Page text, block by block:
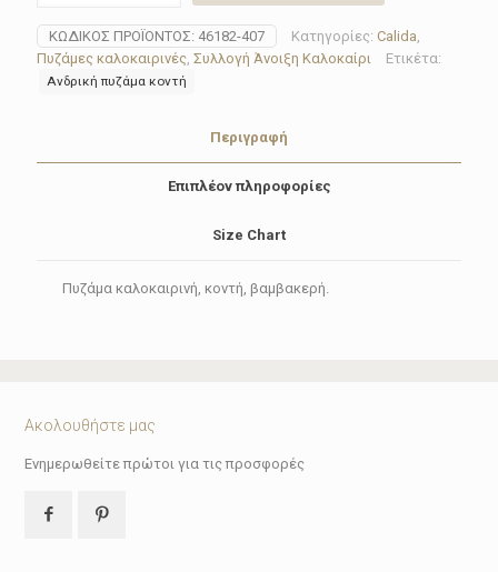
46182-
407
RELAX
STREAMLINE
ΚΩΔΙΚΌΣ ΠΡΟΪΌΝΤΟΣ: 46182-407 Κατηγορίες: Calida,
Πυζάμες καλοκαιρινές, Συλλογή Άνοιξη Καλοκαίρι Ετικέτα:
Ανδρική πυζάμα κοντή
Περιγραφή
Επιπλέον πληροφορίες
Size Chart
Πυζάμα καλοκαιρινή, κοντή, βαμβακερή.
Ακολουθήστε μας
Ενημερωθείτε πρώτοι για τις προσφορές